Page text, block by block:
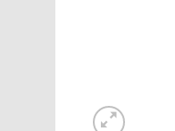
Laptop Cũ Giá Rẻ